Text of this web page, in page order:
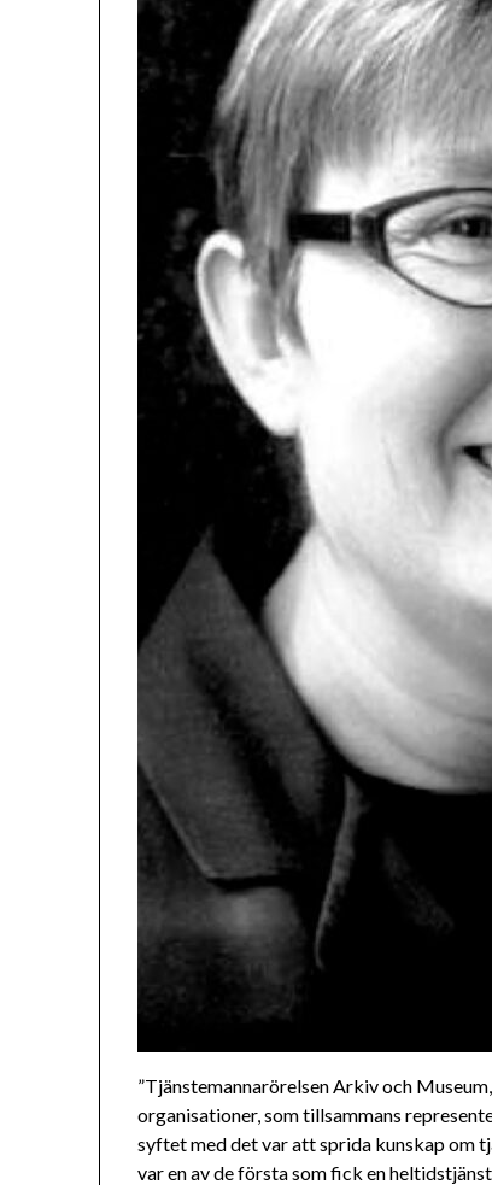
”Tjänstemannarörelsen Arkiv och
organisationer, som tillsammans
syftet med det var att sprida kunskap om
var en av de första som fick en